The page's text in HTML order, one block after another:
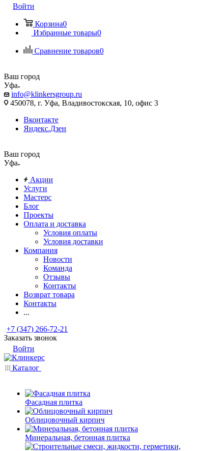
Войти
Корзина0
Избранные товары0
Сравнение товаров0
Ваш город
Уфа
info@klinkersgroup.ru
450078, г. Уфа, Владивостокская, 10, офис 3
Вконтакте
Яндекс.Дзен
Ваш город
Уфа
Акции
Услуги
Мастерс
Блог
Проекты
Оплата и доставка
Условия оплаты
Условия доставки
Компания
Новости
Команда
Отзывы
Контакты
Возврат товара
Контакты
...
+7 (347) 266-72-21
Заказать звонок
Войти
Каталог
Фасадная плитка
Облицовочный кирпич
Минеральная, бетонная плитка